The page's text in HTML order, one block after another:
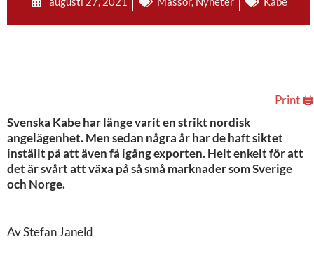
Print 🖨
Svenska Kabe har länge varit en strikt nordisk
angelägenhet. Men sedan några år har de haft siktet
inställt på att även få igång exporten. Helt enkelt för att
det är svårt att växa på så små marknader som Sverige
och Norge.
Av Stefan Janeld